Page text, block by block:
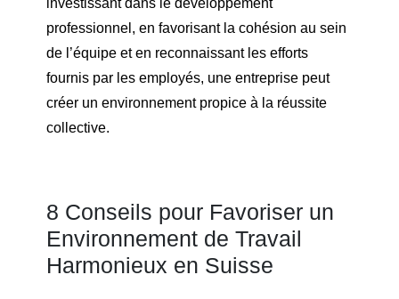
investissant dans le développement
professionnel, en favorisant la cohésion au sein
de l’équipe et en reconnaissant les efforts
fournis par les employés, une entreprise peut
créer un environnement propice à la réussite
collective.
8 Conseils pour Favoriser un
Environnement de Travail
Harmonieux en Suisse